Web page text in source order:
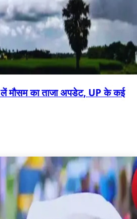
मौसम का ताजा अपडेट, UP के कई